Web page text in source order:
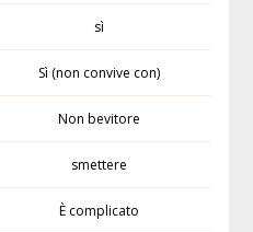
sì
Sì (non convive con)
Non bevitore
smettere
È complicato